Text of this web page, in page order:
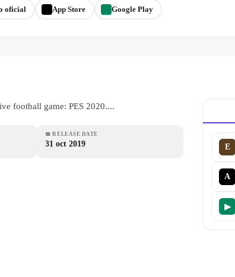
oficial App Store Google Play
football game: PES 2020....
📅 RELEASE DATE
31 oct 2019 E
A
▶